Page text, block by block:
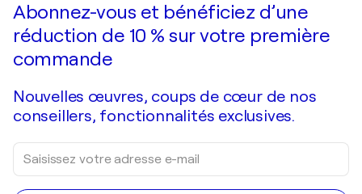
Abonnez-vous et bénéficiez d’une
réduction de 10 % sur votre première
commande
Nouvelles œuvres, coups de cœur de nos
conseillers, fonctionnalités exclusives.